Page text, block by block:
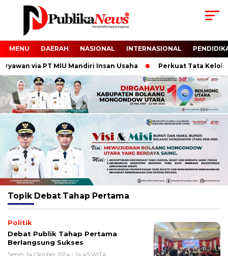
MENU DAERAH NASIONAL INTERNASIONAL
via PT MIU Mandiri Insan Usaha Perkuat Tata Kelola
Topik Debat Tahap Pertama
Politik
Debat Publik Tahap Pertama
Berlangsung Sukses
Senin, 14 Oktober 2024 - 14:45 WITA